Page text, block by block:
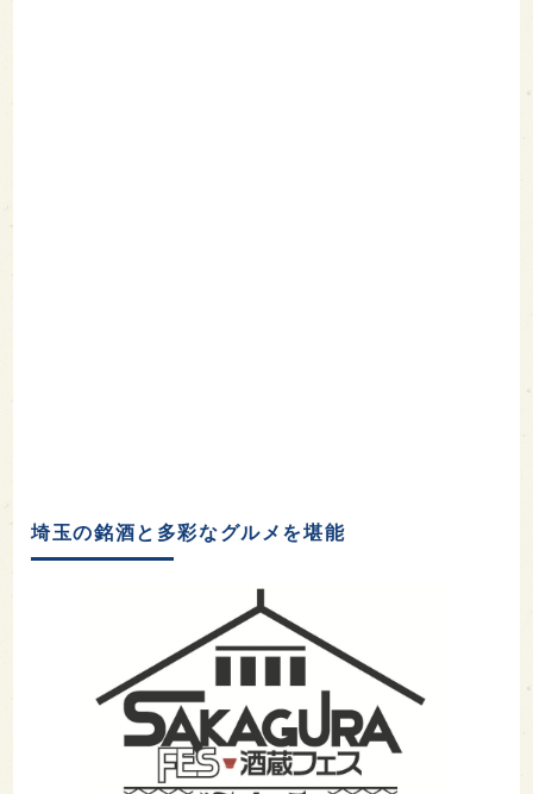
埼玉の銘酒と多彩なグルメを堪能